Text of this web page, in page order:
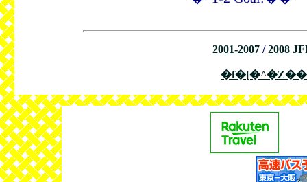
2001-2007 /2008